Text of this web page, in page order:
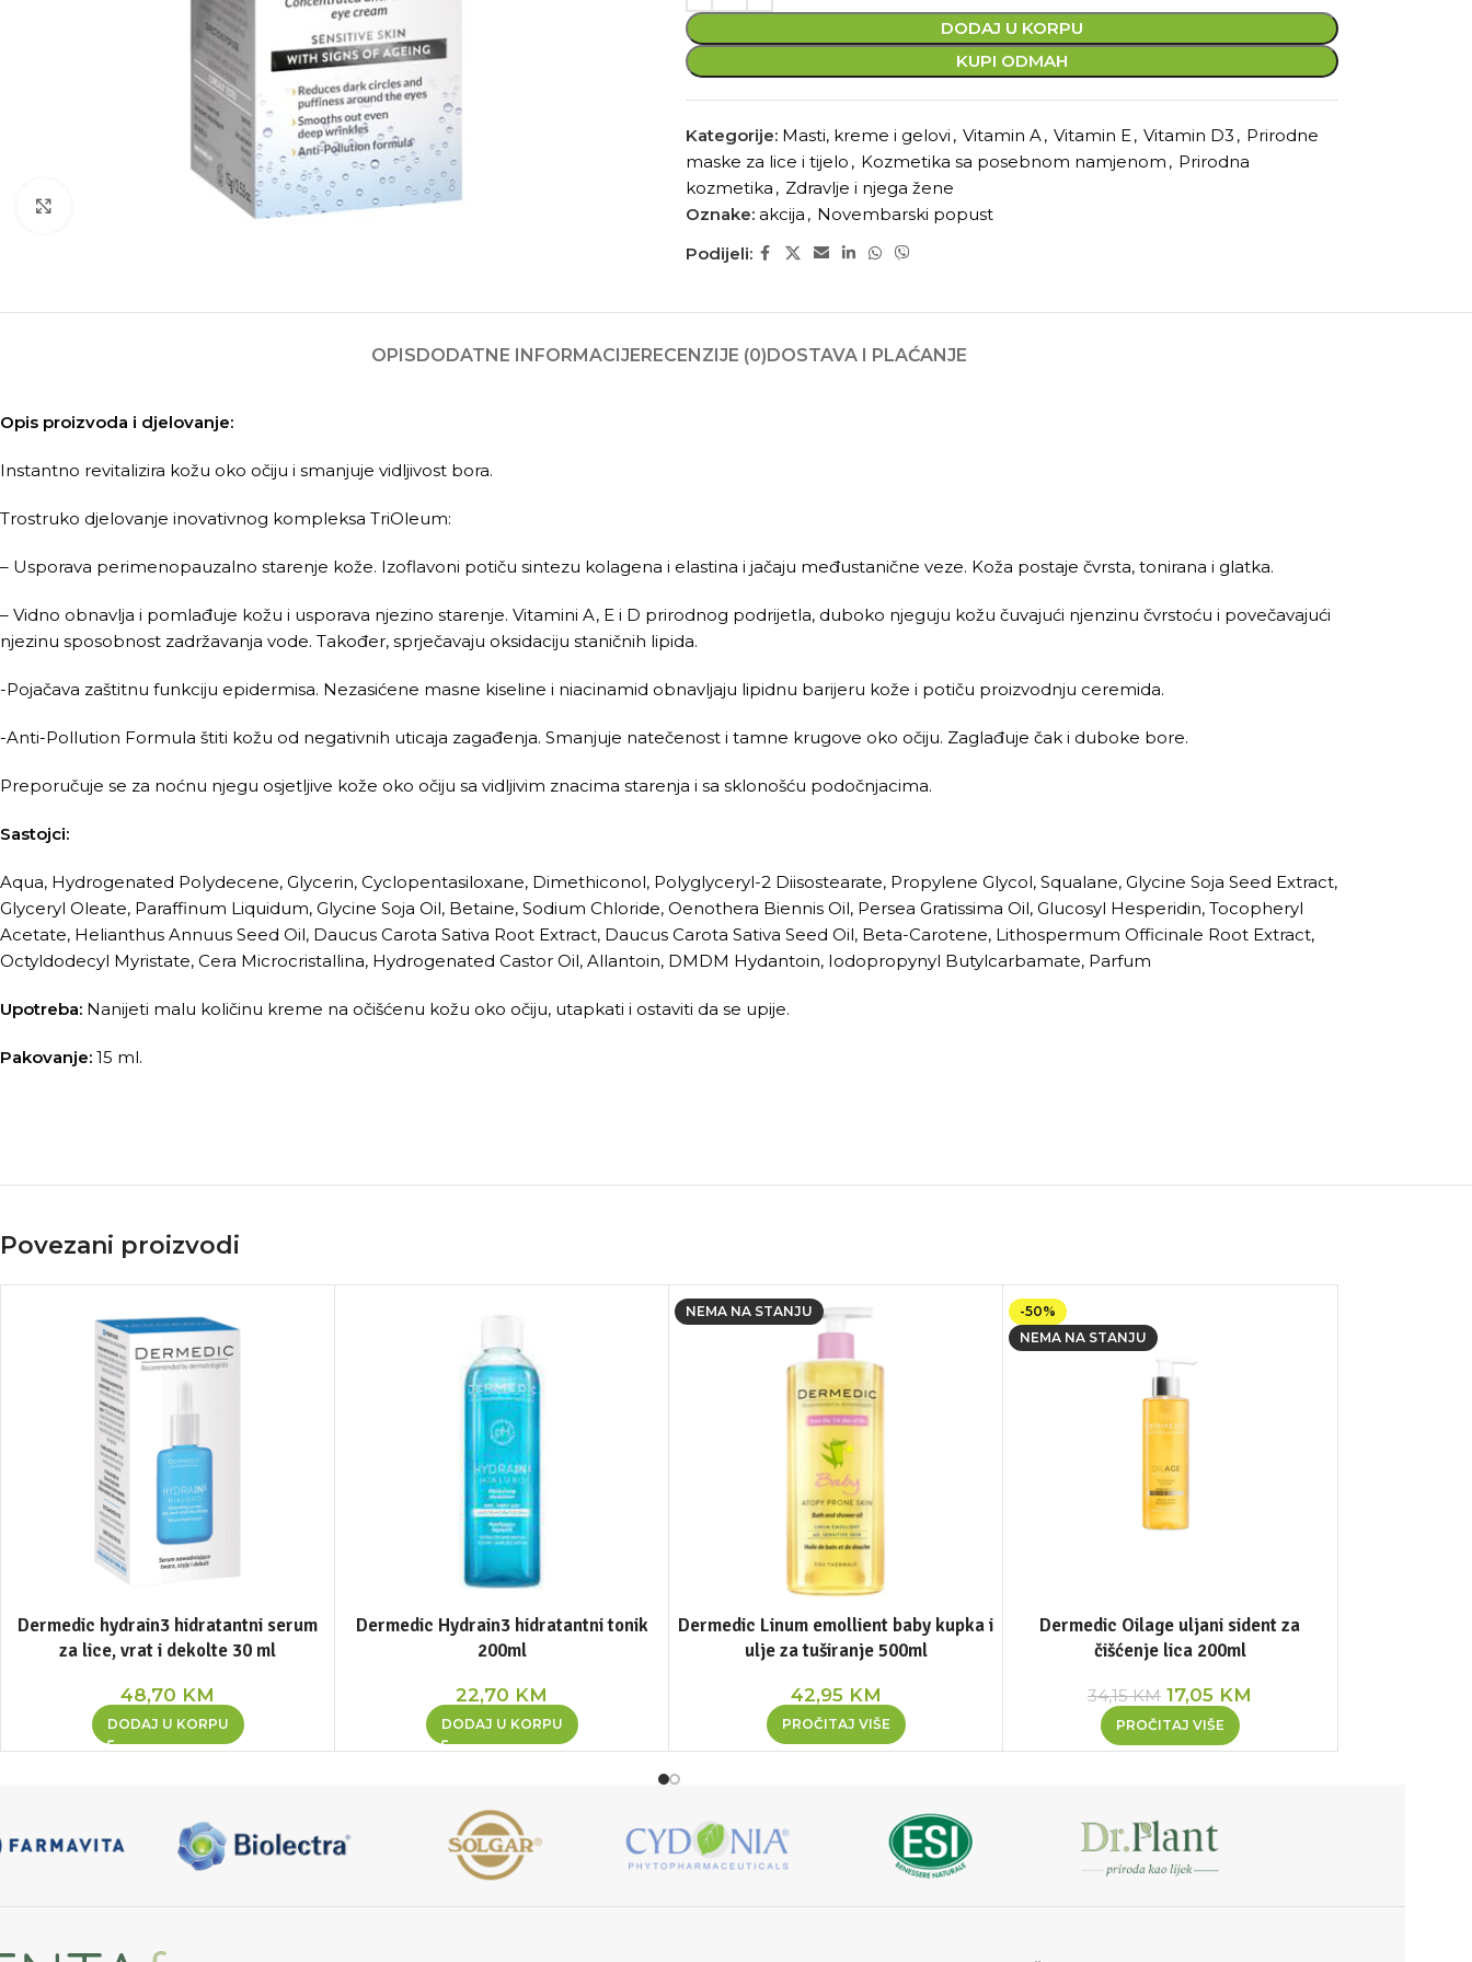
Kliknite za povećanje
DODAJ U KORPU
KUPI ODMAH
Kategorije: Masti, kreme i gelovi , Vitamin A, Vitamin E, Vitamin D3 , Prirodne
maske za lice i tijelo , Kozmetika sa posebnom namjenom , Prirodna
kozmetika , Zdravlje i njega žene
Oznake: akcija , Novembarski popust
Podijeli:
OPISDODATNE INFORMACIJERECENZIJE (0)DOSTAVA I PLAĆANJE
Opis proizvoda i djelovanje:
Instantno revitalizira kožu oko očiju i smanjuje vidljivost bora.
Trostruko djelovanje inovativnog kompleksa TriOleum:
– Usporava perimenopauzalno starenje kože. Izoflavoni potiču sintezu kolagena i elastina i jačaju međustanične veze. Koža postaje čvrsta, tonirana i glatka.
– Vidno obnavlja i pomlađuje kožu i usporava njezino starenje. Vitamini A, E i D prirodnog podrijetla, duboko njeguju kožu čuvajući njenzinu čvrstoću i povečavajući
njezinu sposobnost zadržavanja vode. Također, sprječavaju oksidaciju staničnih lipida.
-Pojačava zaštitnu funkciju epidermisa. Nezasićene masne kiseline i niacinamid obnavljaju lipidnu barijeru kože i potiču proizvodnju ceremida.
-Anti-Pollution Formula štiti kožu od negativnih uticaja zagađenja. Smanjuje natečenost i tamne krugove oko očiju. Zaglađuje čak i duboke bore.
Preporučuje se za noćnu njegu osjetljive kože oko očiju sa vidljivim znacima starenja i sa sklonošću podočnjacima.
Sastojci:
Aqua, Hydrogenated Polydecene, Glycerin, Cyclopentasiloxane, Dimethiconol, Polyglyceryl-2 Diisostearate, Propylene Glycol, Squalane, Glycine Soja Seed Extract,
Glyceryl Oleate, Paraffinum Liquidum, Glycine Soja Oil, Betaine, Sodium Chloride, Oenothera Biennis Oil, Persea Gratissima Oil, Glucosyl Hesperidin, Tocopheryl
Acetate, Helianthus Annuus Seed Oil, Daucus Carota Sativa Root Extract, Daucus Carota Sativa Seed Oil, Beta-Carotene, Lithospermum Officinale Root Extract,
Octyldodecyl Myristate, Cera Microcristallina, Hydrogenated Castor Oil, Allantoin, DMDM Hydantoin, Iodopropynyl Butylcarbamate, Parfum
Upotreba: Nanijeti malu količinu kreme na očišćenu kožu oko očiju, utapkati i ostaviti da se upije.
Pakovanje: 15 ml.
Povezani proizvodi
Dermedic hydrain3 hidratantni serum
za lice, vrat i dekolte 30 ml
48,70 KM
DODAJ U KORPU
Dermedic Hydrain3 hidratantni tonik
200ml
22,70 KM
DODAJ U KORPU
NEMA NA STANJU
Dermedic Linum emollient baby kupka i
ulje za tuširanje 500ml
42,95 KM
PROČITAJ VIŠE
-50%
NEMA NA STANJU
Dermedic Oilage uljani sident za
čišćenje lica 200ml
34,15KM 17,05 KM
PROČITAJ VIŠE